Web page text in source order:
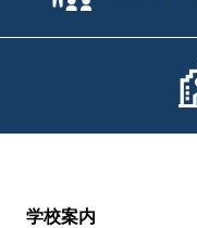
学校案内